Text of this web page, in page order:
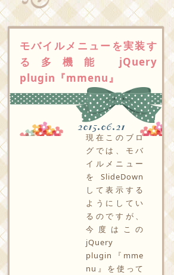
モバイルメニューを実装す
る多機能 jQuery
plugin『mmenu』
2015.06.21
現在このブロ
グでは、モバ
イルメニュー
をSlideDown
して表示する
ようにしてい
るのですが、
今度はこの
jQuery
plugin『mme
nu』を使って